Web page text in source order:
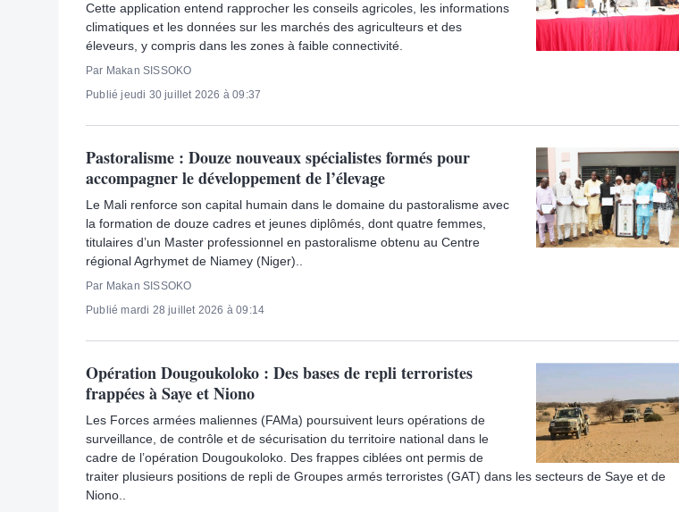
Cette application entend rapprocher les conseils agricoles, les informations
climatiques et les données sur les marchés des agriculteurs et des
éleveurs, y compris dans les zones à faible connectivité.
Par Makan SISSOKO
Publié jeudi 30 juillet 2026 à 09:37
Pastoralisme : Douze nouveaux spécialistes formés pour
accompagner le développement de l’élevage
Le Mali renforce son capital humain dans le domaine du pastoralisme avec
la formation de douze cadres et jeunes diplômés, dont quatre femmes,
titulaires d’un Master professionnel en pastoralisme obtenu au Centre
régional Agrhymet de Niamey (Niger)..
Par Makan SISSOKO
Publié mardi 28 juillet 2026 à 09:14
Opération Dougoukoloko : Des bases de repli terroristes
frappées à Saye et Niono
Les Forces armées maliennes (FAMa) poursuivent leurs opérations de
surveillance, de contrôle et de sécurisation du territoire national dans le
cadre de l’opération Dougoukoloko. Des frappes ciblées ont permis de
traiter plusieurs positions de repli de Groupes armés terroristes (GAT) dans les secteurs de Saye et de
Niono..